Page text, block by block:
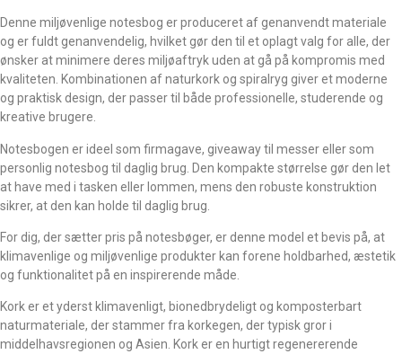
Denne miljøvenlige notesbog er produceret af genanvendt materiale
og er fuldt genanvendelig, hvilket gør den til et oplagt valg for alle, der
ønsker at minimere deres miljøaftryk uden at gå på kompromis med
kvaliteten. Kombinationen af naturkork og spiralryg giver et moderne
og praktisk design, der passer til både professionelle, studerende og
kreative brugere.
Notesbogen er ideel som firmagave, giveaway til messer eller som
personlig notesbog til daglig brug. Den kompakte størrelse gør den let
at have med i tasken eller lommen, mens den robuste konstruktion
sikrer, at den kan holde til daglig brug.
For dig, der sætter pris på notesbøger, er denne model et bevis på, at
klimavenlige og miljøvenlige produkter kan forene holdbarhed, æstetik
og funktionalitet på en inspirerende måde.
Kork er et yderst klimavenligt, bionedbrydeligt og komposterbart
naturmateriale, der stammer fra korkegen, der typisk gror i
middelhavsregionen og Asien. Kork er en hurtigt regenererende